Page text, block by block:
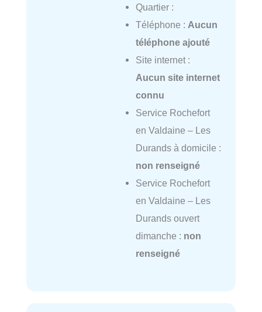
Quartier :
Téléphone : Aucun
téléphone ajouté
Site internet :
Aucun site internet
connu
Service Rochefort
en Valdaine – Les
Durands à domicile :
non renseigné
Service Rochefort
en Valdaine – Les
Durands ouvert
dimanche : non
renseigné